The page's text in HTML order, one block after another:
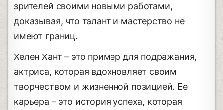
зрителей своими новыми работами,
доказывая, что талант и мастерство не
имеют границ.
Хелен Хант – это пример для подражания,
актриса, которая вдохновляет своим
творчеством и жизненной позицией. Ее
карьера – это история успеха, которая